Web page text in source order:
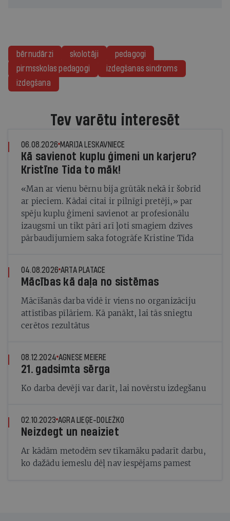
bērnudārzi skolotāji
pedagogi
pirmsskolas pedagogi
izdegšanas sindroms
izdegšana
Tev varētu interesēt
06.08.2026 MARIJA LESKAVNIECE
Kā savienot kuplu ģimeni un karjeru?
Kristīne Tida to māk!
«Man ar vienu bērnu bija grūtāk nekā ir šobrīd
ar pieciem. Kādai citai ir pilnīgi pretēji,» par
spēju kuplu ģimeni savienot ar profesionālu
izaugsmi un tikt pāri arī ļoti smagiem dzīves
pārbaudījumiem saka fotogrāfe Kristīne Tīda
04.08.2026 ARTA PLATACE
Mācības kā daļa no sistēmas
Mācīšanās darba vidē ir viens no organizāciju
attīstības pīlāriem. Kā panākt, lai tās sniegtu
cerētos rezultātus
08.12.2024 AGNESE MEIERE
21. gadsimta sērga
Ko darba devēji var darīt, lai novērstu izdegšanu
02.10.2023 AGRA LIEĢE-DOLEŽKO
Neizdegt un neaiziet
Ar kādām metodēm sev tīkamāku padarīt darbu,
ko dažādu iemeslu dēļ nav iespējams pamest